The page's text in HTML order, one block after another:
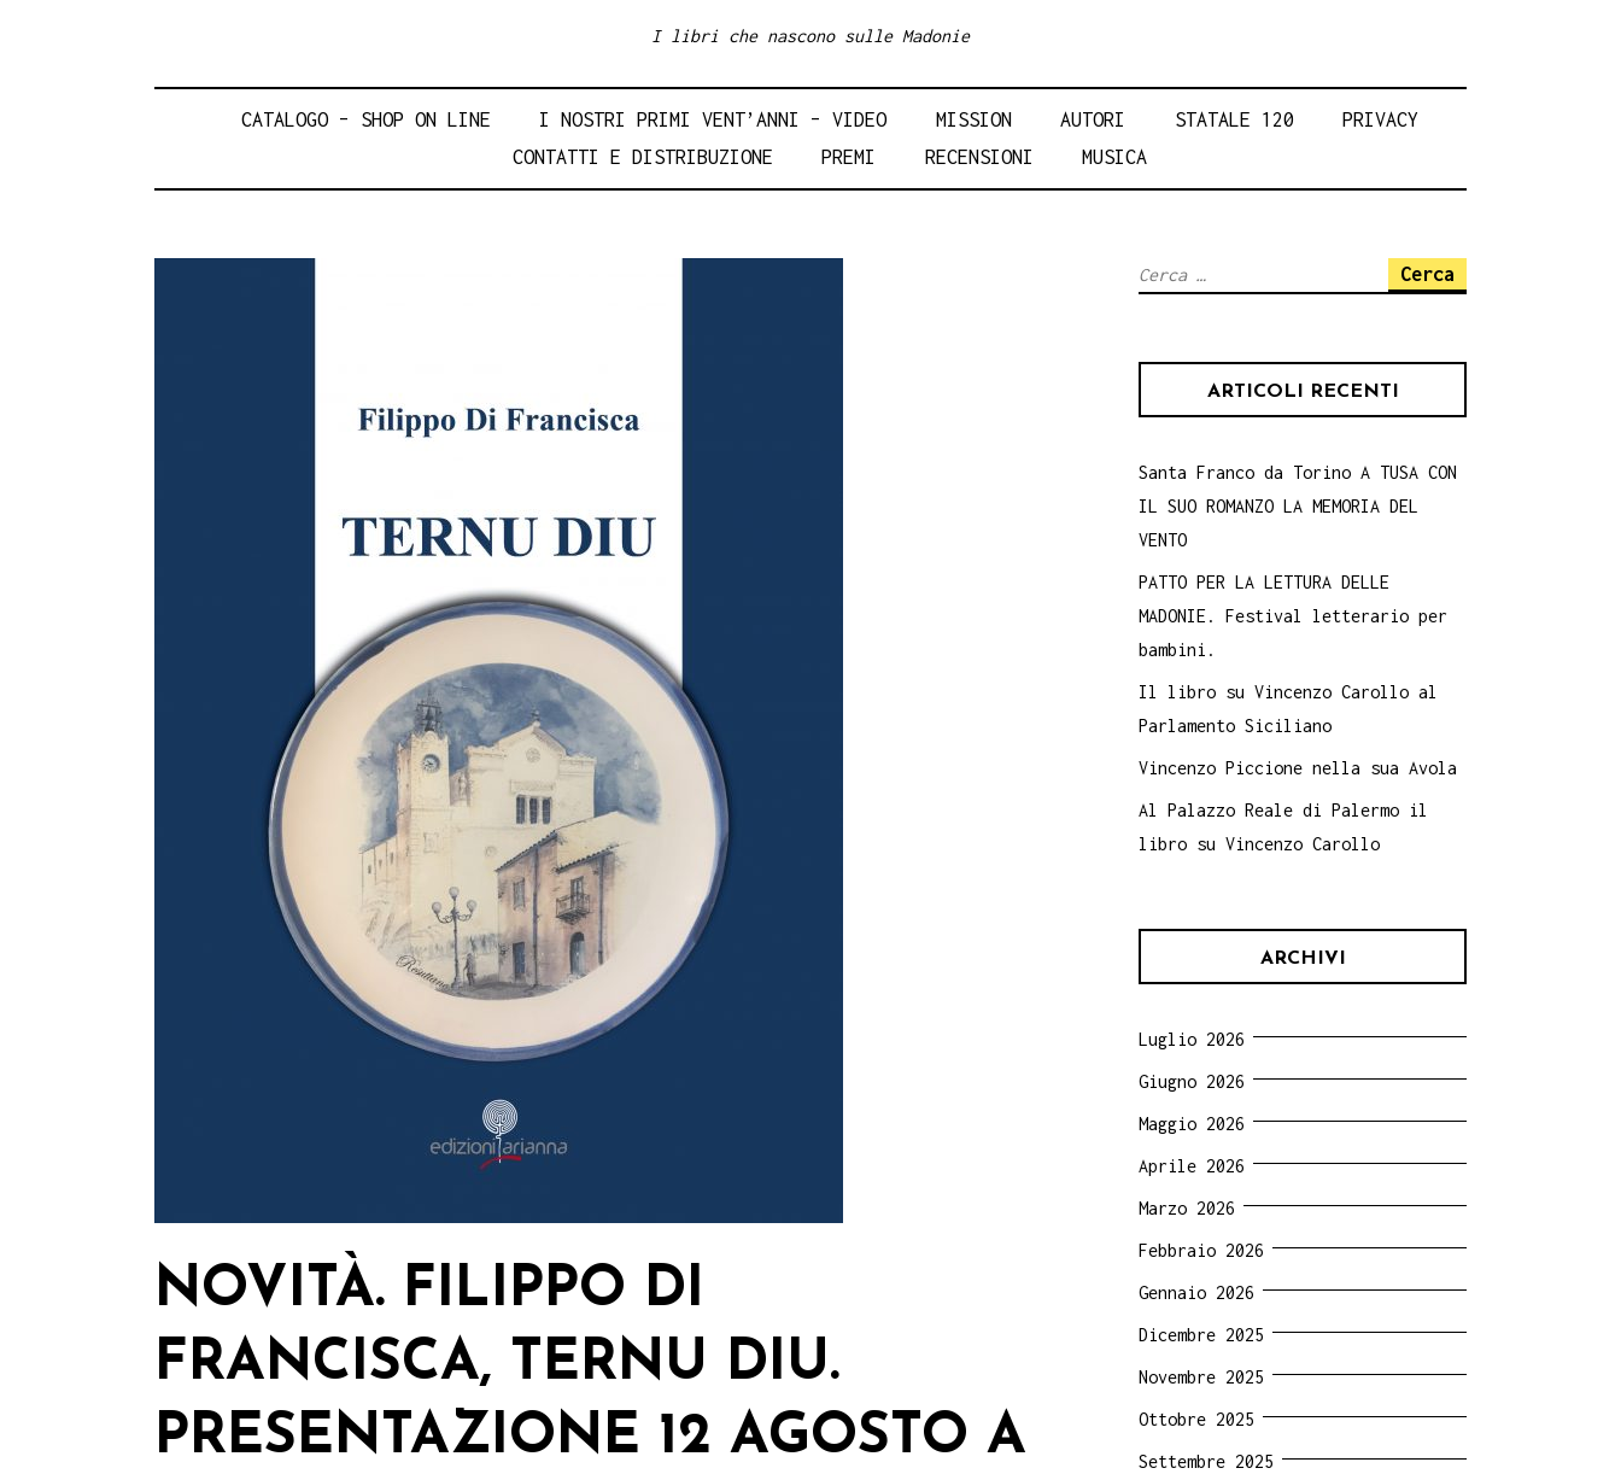
I libri che nascono sulle Madonie
CATALOGO – SHOP ON LINE I NOSTRI PRIMI VENT’ANNI – VIDEO MISSION AUTORI STATALE 120
PRIVACY
CONTATTI E DISTRIBUZIONE
PREMI RECENSIONI MUSICA
NOVITÀ. FILIPPO DI
FRANCISCA, TERNU DIU.
PRESENTAZIONE 12 AGOSTO A
Ricerca
ARTICOLI RECENTI
Santa Franco da Torino A TUSA CON
IL SUO ROMANZO LA MEMORIA DEL
VENTO
PATTO PER LA LETTURA DELLE
MADONIE. Festival letterario per
bambini.
Il libro su Vincenzo Carollo al
Parlamento Siciliano
Vincenzo Piccione nella sua Avola
Al Palazzo Reale di Palermo il
libro su Vincenzo Carollo
ARCHIVI
Luglio 2026
Giugno 2026
Maggio 2026
Aprile 2026
Marzo 2026
Febbraio 2026
Gennaio 2026
Dicembre 2025
Novembre 2025
Ottobre 2025
Settembre 2025